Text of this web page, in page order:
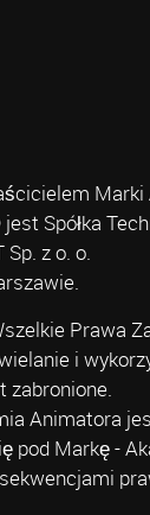
Marki
jest Spółka
z o. o.
Prawa
i
zabronione.
Animatora
pod Markę -